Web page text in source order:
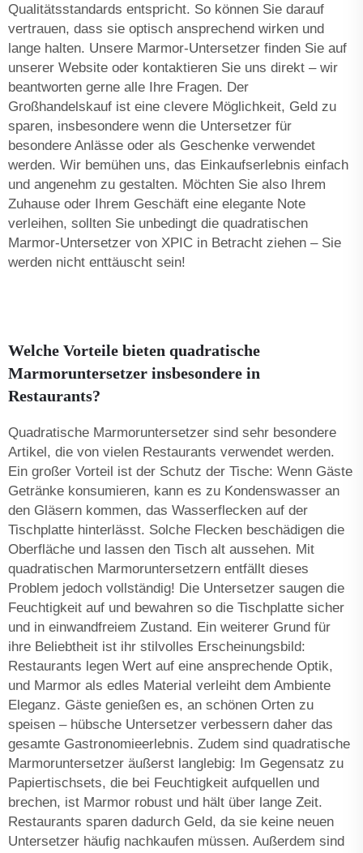
Qualitätsstandards entspricht. So können Sie darauf
vertrauen, dass sie optisch ansprechend wirken und
lange halten. Unsere Marmor-Untersetzer finden Sie auf
unserer Website oder kontaktieren Sie uns direkt – wir
beantworten gerne alle Ihre Fragen. Der
Großhandelskauf ist eine clevere Möglichkeit, Geld zu
sparen, insbesondere wenn die Untersetzer für
besondere Anlässe oder als Geschenke verwendet
werden. Wir bemühen uns, das Einkaufserlebnis einfach
und angenehm zu gestalten. Möchten Sie also Ihrem
Zuhause oder Ihrem Geschäft eine elegante Note
verleihen, sollten Sie unbedingt die quadratischen
Marmor-Untersetzer von XPIC in Betracht ziehen – Sie
werden nicht enttäuscht sein!
Welche Vorteile bieten quadratische
Marmoruntersetzer insbesondere in
Restaurants?
Quadratische Marmoruntersetzer sind sehr besondere
Artikel, die von vielen Restaurants verwendet werden.
Ein großer Vorteil ist der Schutz der Tische: Wenn Gäste
Getränke konsumieren, kann es zu Kondenswasser an
den Gläsern kommen, das Wasserflecken auf der
Tischplatte hinterlässt. Solche Flecken beschädigen die
Oberfläche und lassen den Tisch alt aussehen. Mit
quadratischen Marmoruntersetzern entfällt dieses
Problem jedoch vollständig! Die Untersetzer saugen die
Feuchtigkeit auf und bewahren so die Tischplatte sicher
und in einwandfreiem Zustand. Ein weiterer Grund für
ihre Beliebtheit ist ihr stilvolles Erscheinungsbild:
Restaurants legen Wert auf eine ansprechende Optik,
und Marmor als edles Material verleiht dem Ambiente
Eleganz. Gäste genießen es, an schönen Orten zu
speisen – hübsche Untersetzer verbessern daher das
gesamte Gastronomieerlebnis. Zudem sind quadratische
Marmoruntersetzer äußerst langlebig: Im Gegensatz zu
Papiertischsets, die bei Feuchtigkeit aufquellen und
brechen, ist Marmor robust und hält über lange Zeit.
Restaurants sparen dadurch Geld, da sie keine neuen
Untersetzer häufig nachkaufen müssen. Außerdem sind